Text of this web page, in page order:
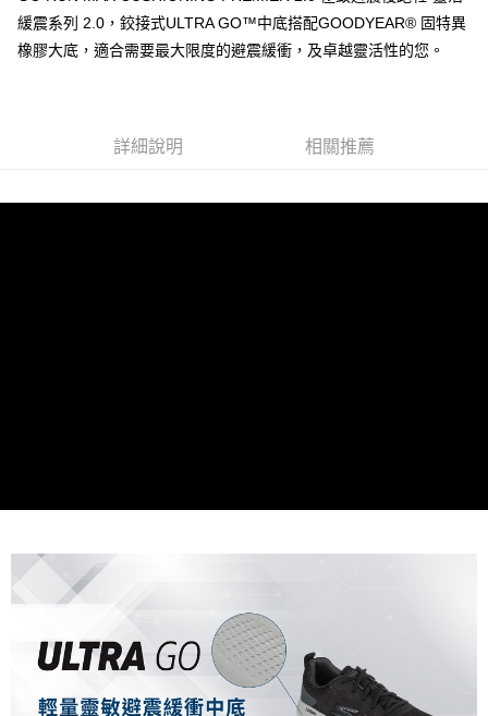
消。如遇「轉專審核」未通過狀況，表示未達大哥付你分期系統評分，恕無
法說明評估內容。
【繳款方式說明】
緩震系列 2.0，鉸接式ULTRA GO™中底搭配GOODYEAR® 固特異
橡膠大底，適合需要最大限度的避震緩衝，及卓越靈活性的您。
詳細說明 相關推薦